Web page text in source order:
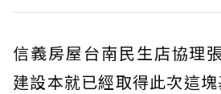
信義房屋台南民生店協理
建設本就已經取得此次這塊